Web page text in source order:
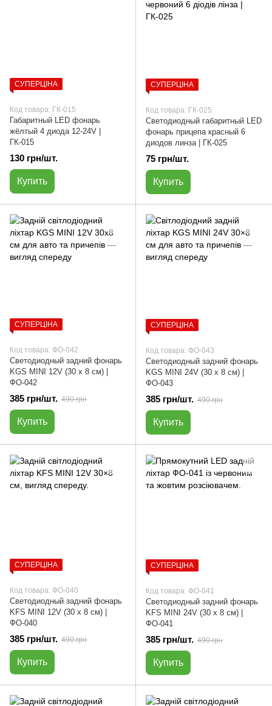
СУПЕРЦІНА
Код товара: ГК-015
Габаритный LED фонарь
жёлтый 4 диода 12-24V |
ГК-015
130 грн/шт.
Купить
СУПЕРЦІНА
Код товара: ГК-025
Светодиодный габаритный LED
фонарь прицепа красный 6
диодов линза | ГК-025
75 грн/шт.
Купить
СУПЕРЦІНА
Код товара: ФО-042
Светодиодный задний фонарь
KGS MINI 12V (30 х 8 см) |
ФО-042
385 грн/шт. 490 грн
Купить
СУПЕРЦІНА
Код товара: ФО-043
Светодиодный задний фонарь
KGS MINI 24V (30 х 8 см) |
ФО-043
385 грн/шт. 490 грн
Купить
СУПЕРЦІНА
Код товара: ФО-040
Светодиодный задний фонарь
KFS MINI 12V (30 х 8 см) |
ФО-040
385 грн/шт. 490 грн
Купить
СУПЕРЦІНА
Код товара: ФО-041
Светодиодный задний фонарь
KFS MINI 24V (30 х 8 см) |
ФО-041
385 грн/шт. 490 грн
Купить